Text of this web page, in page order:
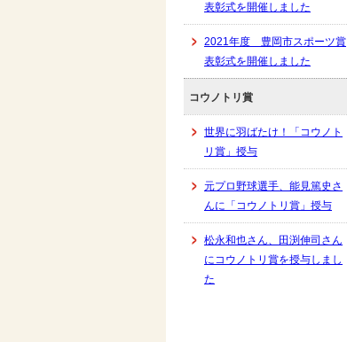
表彰式を開催しました
2021年度 豊岡市スポーツ賞
表彰式を開催しました
コウノトリ賞
世界に羽ばたけ！「コウノト
リ賞」授与
元プロ野球選手、能見篤史さ
んに「コウノトリ賞」授与
松永和也さん、田渕伸司さん
にコウノトリ賞を授与しまし
た